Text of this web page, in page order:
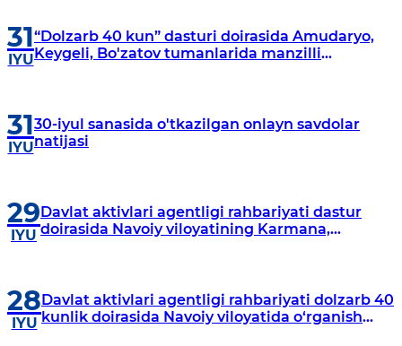
31
IYU
“Dolzarb 40 kun” dasturi doirasida Amudaryo,
Keygeli, Bo'zatov tumanlarida manzilli
31
IYU
30-iyul sanasida o'tkazilgan onlayn savdolar
natijasi
29
IYU
Davlat aktivlari agentligi rahbariyati dastur
doirasida Navoiy viloyatining Karmana,
28
IYU
Davlat aktivlari agentligi rahbariyati dolzarb 40
kunlik doirasida Navoiy viloyatida o‘rganish